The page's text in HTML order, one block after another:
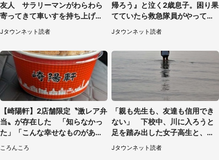
友人 サラリーマンがわらわら
寄ってきて車いすを持ち上げ連
れて行った（福岡県・60代女
性）
Jタウンネット読者
帰ろう』と泣く2歳息子。困り果
てていたら救急隊員がやってき
て...」（大阪府・50代女性）
Jタウンネット読者
【崎陽軒】2店舗限定〝激レア弁
当〟が存在した 「知らなかっ
た」「こんな幸せなものがあっ
ころんころ
「親も先生も、友達も信用でき
ない」 下校中、川に入ろうと
足を踏み出した女子高生と、彼
女を止めた予想外の存在
Jタウンネット読者